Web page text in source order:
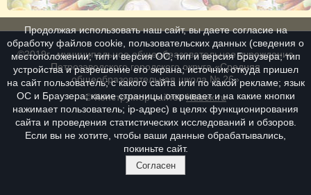
©2019г., муниципальное общеобразовательное учреждение
Петрозаводского городского округа «Средняя
общеобразовательная школа № 26»
© Конструктор сайтовNubex.ru
Продолжая использовать наш сайт, вы даете согласие на
обработку файлов cookie, пользовательских данных (сведения о
местоположении; тип и версия ОС; тип и версия Браузера; тип
устройства и разрешение его экрана; источник откуда пришел
на сайт пользователь; с какого сайта или по какой рекламе; язык
ОС и Браузера; какие страницы открывает и на какие кнопки
нажимает пользователь; ip-адрес) в целях функционирования
сайта и проведения статистических исследований и обзоров.
Если вы не хотите, чтобы ваши данные обрабатывались,
покиньте сайт.
Согласен